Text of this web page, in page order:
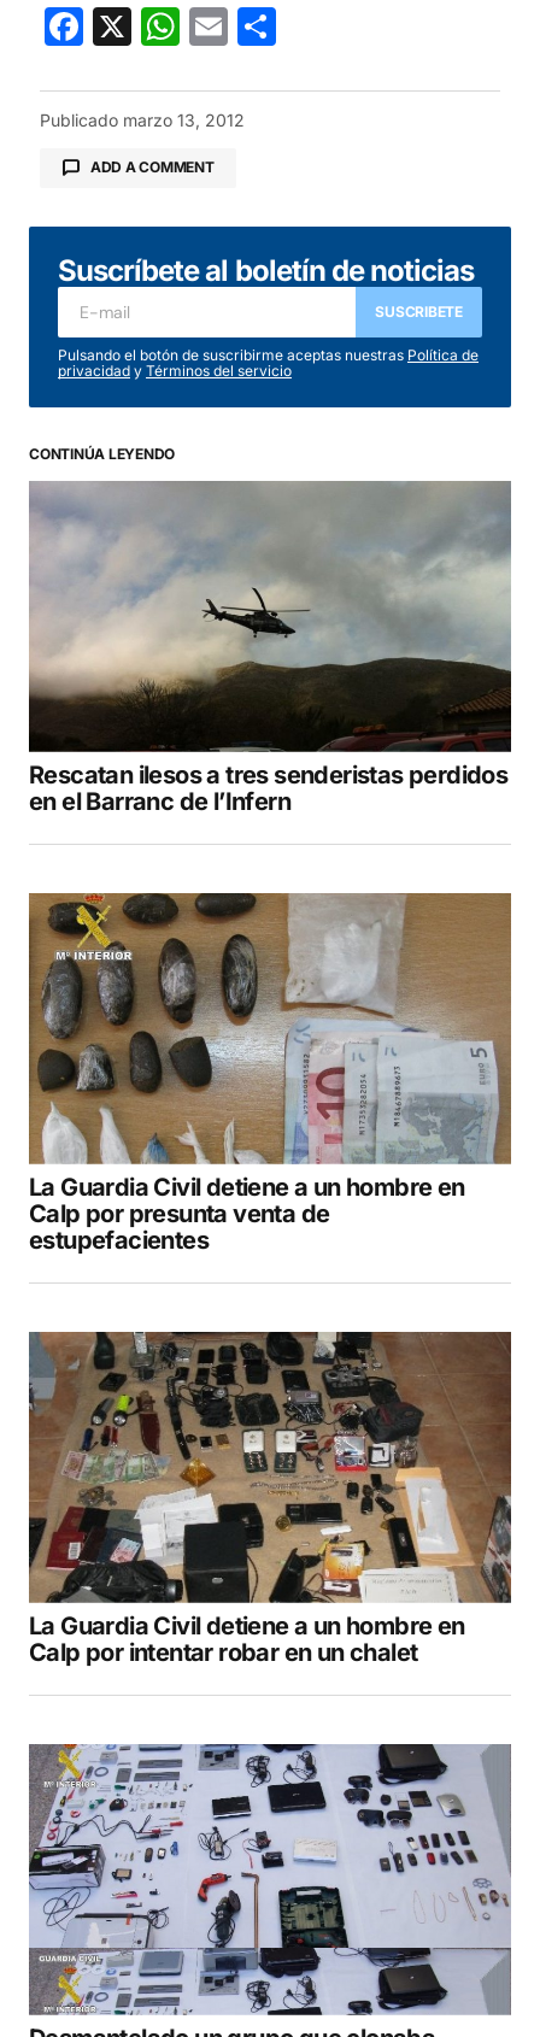
Facebook
X WhatsApp
Email
Publicado marzo 13, 2012
ADD A COMMENT
Tu dirección de correo electrónico no será
publicada. Los campos obligatorios están
marcados con
Comentario*
Your Name
Your E-mail
Guarda mi nombre, correo electrónico y web
en este navegador para la próxima vez que
comente.
COMENTAR
Suscríbete al boletín de noticias
SUSCRIBETE
Pulsando el botón de suscribirme aceptas nuestras Política de
privacidad y Términos del servicio
CONTINÚA LEYENDO
Rescatan ilesos a tres senderistas perdidos
en el Barranc de l’Infern
La Guardia Civil detiene a un hombre en
Calp por presunta venta de
estupefacientes
La Guardia Civil detiene a un hombre en
Calp por intentar robar en un chalet